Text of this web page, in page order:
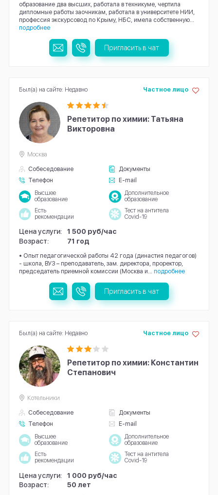
образование два высших, работала в техникуме, чертила
дипломные работы заочникам, работала в университете НИИ,
профессия экскурсовод по Крыму, НБС, имела собственную...
подробнее
Пригласить в чат
Репетитор по химии: Татьяна
Викторовна
Собеседование
Документы
Телефон
E-mail
Частное лицо
Москва
Высшее
образование
Дополнительное
образование
Есть
рекомендации
Тест на антитела
Covid-19
Цена услуги:
1 500 руб/час
Возраст:
71 год
• Опыт педагогической работы 42 года (династия педагогов)
- школа, ВУЗ – преподаватель, зам. директора, проректор,
председатель приемной комиссии (Москва и... подробнее
Был(а) на сайте: Недавно
Пригласить в чат
Репетитор по химии: Константин
Степанович
Собеседование
Документы
Телефон
E-mail
Частное лицо
Котельники
Высшее
образование
Дополнительное
образование
Есть
рекомендации
Тест на антитела
Covid-19
Цена услуги:
1 000 руб/час
Возраст:
50 лет
Был(а) на сайте: Недавно